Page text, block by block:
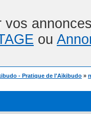
vos
ou
- Pratique de l'Aïkibudo »